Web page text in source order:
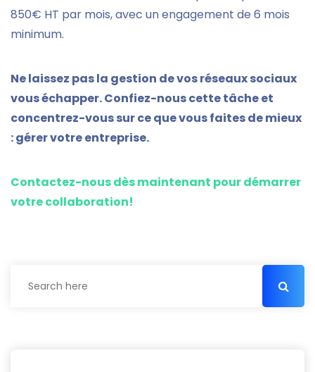
850€ HT par mois, avec un engagement de 6 mois
minimum.
Ne laissez pas la gestion de vos réseaux sociaux
vous échapper. Confiez-nous cette tâche et
concentrez-vous sur ce que vous faites de mieux
: gérer votre entreprise.
Contactez-nous dès maintenant pour démarrer
votre collaboration!